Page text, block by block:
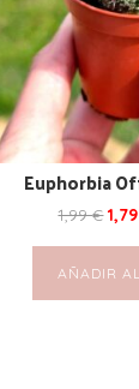
Euphorbia
1,99€
AÑADIR